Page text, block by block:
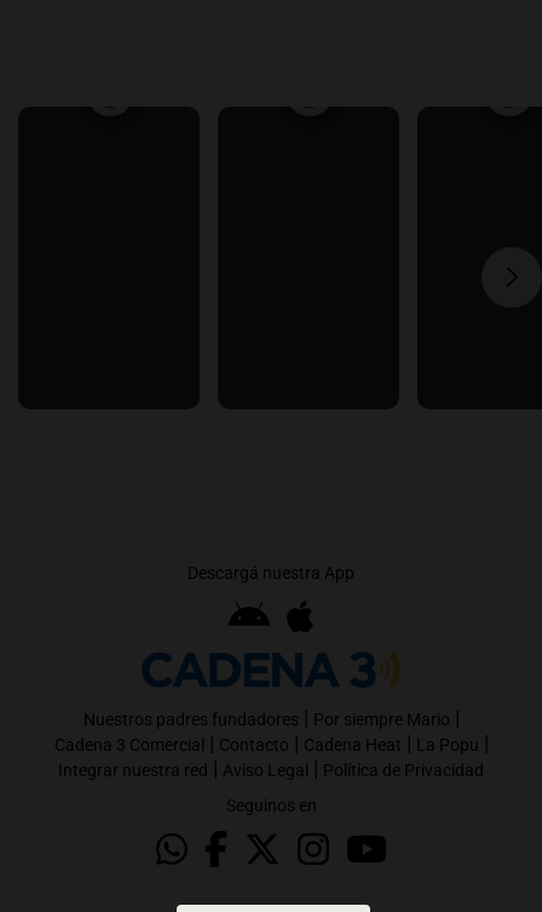
Descargá nuestra App
Nuestros padres fundadores | Por siempre Mario |
Cadena 3 Comercial | Contacto | Cadena Heat | La Popu |
Integrar nuestra red | Aviso Legal | Política de Privacidad
Seguinos en